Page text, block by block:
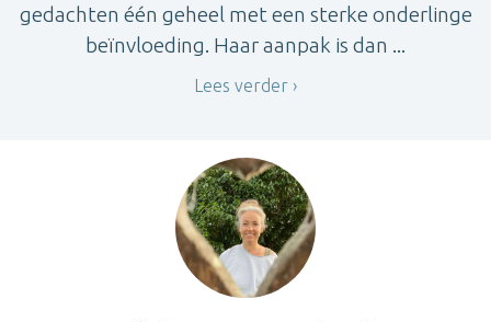
gedachten één geheel met een sterke onderlinge
beïnvloeding. Haar aanpak is dan ...
Lees verder